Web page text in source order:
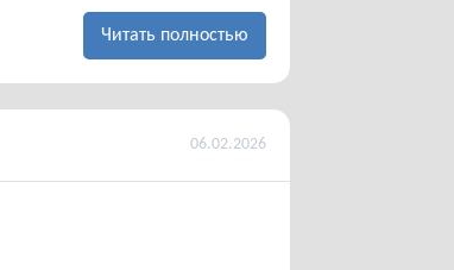
Читать полностью
06.02.2026